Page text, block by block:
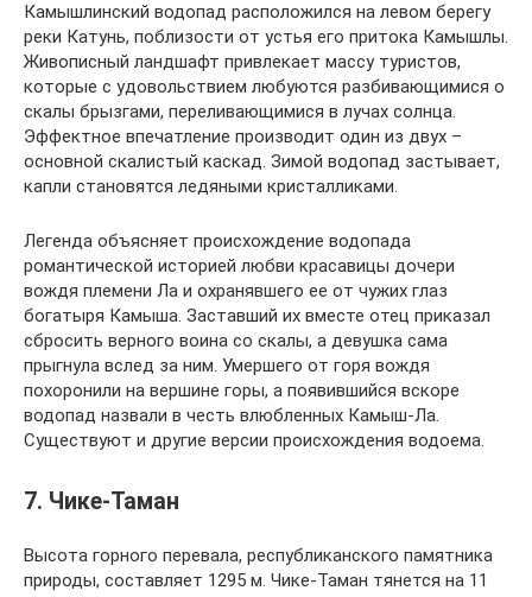
Камышлинский водопад расположился на левом берегу
реки Катунь, поблизости от устья его притока Камышлы.
Живописный ландшафт привлекает массу туристов,
которые с удовольствием любуются разбивающимися о
скалы брызгами, переливающимися в лучах солнца.
Эффектное впечатление производит один из двух –
основной скалистый каскад. Зимой водопад застывает,
капли становятся ледяными кристалликами.
Легенда объясняет происхождение водопада
романтической историей любви красавицы дочери
вождя племени Ла и охранявшего ее от чужих глаз
богатыря Камыша. Заставший их вместе отец приказал
сбросить верного воина со скалы, а девушка сама
прыгнула вслед за ним. Умершего от горя вождя
похоронили на вершине горы, а появившийся вскоре
водопад назвали в честь влюбленных Камыш-Ла.
Существуют и другие версии происхождения водоема.
7. Чике-Таман
Высота горного перевала, республиканского памятника
природы, составляет 1295 м. Чике-Таман тянется на 11